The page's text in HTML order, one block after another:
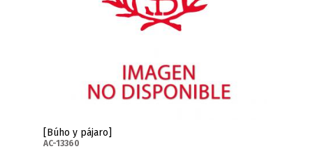
[Búho y pájaro]
AC-13360